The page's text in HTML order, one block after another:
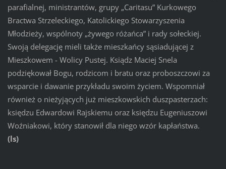
parafialnej, ministrantów, grupy „Caritasu” Kurkowego
Bractwa Strzeleckiego, Katolickiego Stowarzyszenia
Młodzieży, wspólnoty „żywego różańca” i rady sołeckiej.
Swoją delegację mieli także mieszkańcy sąsiadującej z
Mieszkowem - Wolicy Pustej. Ksiądz Maciej Snela
podziękował Bogu, rodzicom i bratu oraz proboszczowi za
wsparcie i dawanie przykładu swoim życiem. Wspomniał
również o nieżyjących już mieszkowskich duszpasterzach:
księdzu Edwardowi Rajskiemu oraz księdzu Eugeniuszowi
Woźniakowi, który stanowił dla niego wzór kapłaństwa.
(ls)